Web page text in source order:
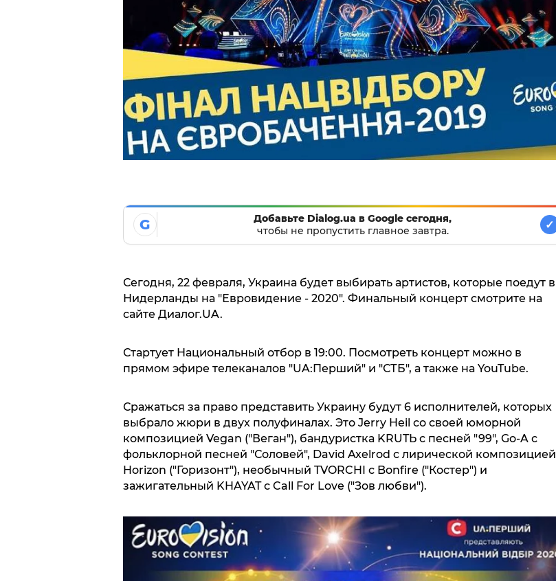
G
Добавьте Dialog.ua в Google сегодня,
чтобы не пропустить главное завтра.
✓
Сегодня, 22 февраля, Украина будет выбирать артистов, которые поедут в
Нидерланды на "Евровидение - 2020". Финальный концерт смотрите на
сайте Диалог.UA.
Стартует Национальный отбор в 19:00. Посмотреть концерт можно в
прямом эфире телеканалов "UA:Перший" и "СТБ", а также на YouTube.
Сражаться за право представить Украину будут 6 исполнителей, которых
выбрало жюри в двух полуфиналах. Это Jerry Heil со своей юморной
композицией Vegan ("Веган"), бандуристка KRUTЬ с песней "99", Go-A с
фольклорной песней "Соловей", David Axelrod с лирической композицией
Horizon ("Горизонт"), необычный TVORCHI с Bonfire ("Костер") и
зажигательный KHAYAT с Call For Love ("Зов любви").